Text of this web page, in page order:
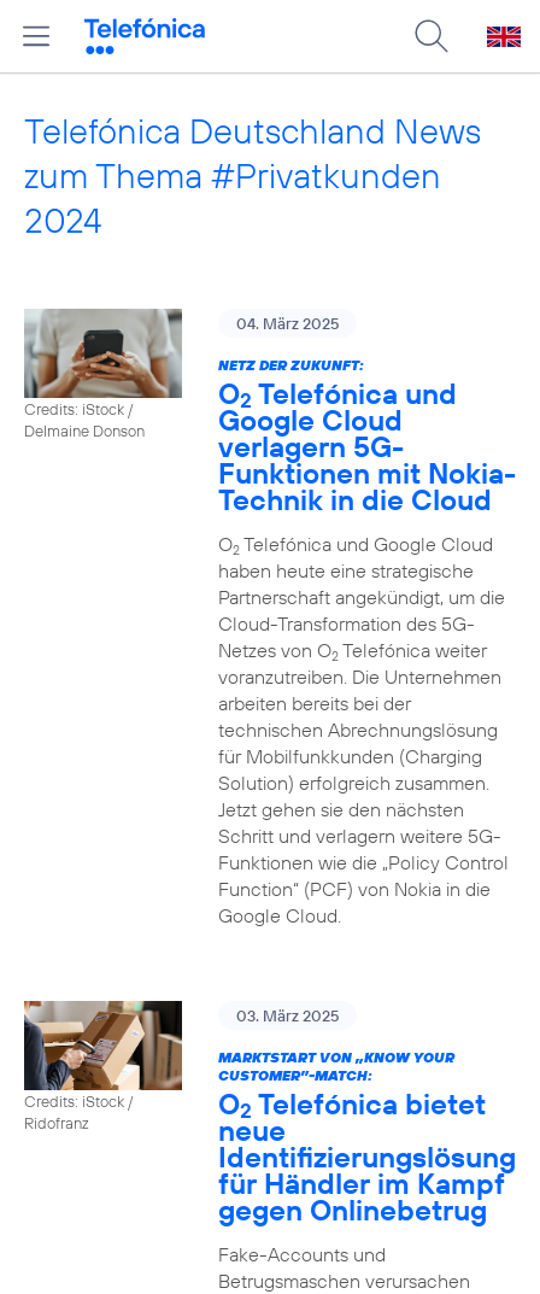
Telefónica Deutschland News
zum Thema #Privatkunden
2024
Credits: iStock /
Delmaine Donson
04. März 2025
NETZ DER ZUKUNFT:
O2 Telefónica und
Google Cloud
verlagern 5G-
Funktionen mit Nokia-
Technik in die Cloud
O2Telefónica und Google Cloud
haben heute eine strategische
Partnerschaft angekündigt, um die
Cloud-Transformation des 5G-
Netzes von O2Telefónica weiter
voranzutreiben. Die Unternehmen
arbeiten bereits bei der
technischen Abrechnungslösung
für Mobilfunkkunden (Charging
Solution) erfolgreich zusammen.
Jetzt gehen sie den nächsten
Schritt und verlagern weitere 5G-
Funktionen wie die „Policy Control
Function“ (PCF) von Nokia in die
Google Cloud.
Credits: iStock /
Ridofranz
03. März 2025
MARKTSTART VON „KNOW YOUR
CUSTOMER”-MATCH:
O2 Telefónica bietet
neue
Identifizierungslösung
für Händler im Kampf
gegen Onlinebetrug
Fake-Accounts und
Betrugsmaschen verursachen